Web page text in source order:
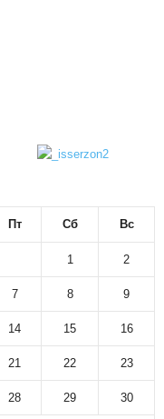
Пт Сб Вс
1 2
7 8 9
14 15 16
21 22 23
28 29 30